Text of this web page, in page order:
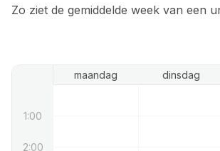
Zo ziet de gemiddelde week van een
maandag dinsdag
1:00
2:00